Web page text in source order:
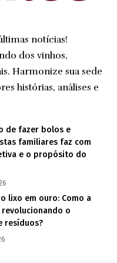
notícias!
dos vinhos,
Harmonize sua sede
histórias, análises e
de fazer bolos e
familiares faz com
e o propósito do
lixo em ouro: Como a
o
resíduos?